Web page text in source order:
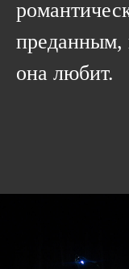
преданным,
она любит.